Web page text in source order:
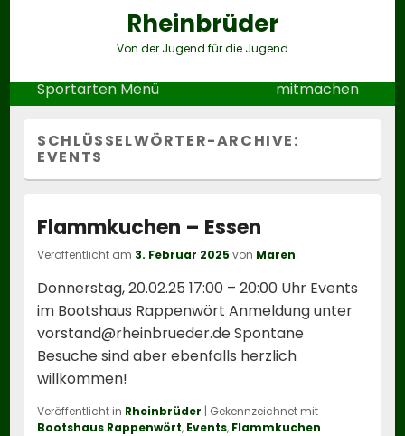
Rheinbrüder
Von der Jugend für die Jugend
Header
Right
Area
Sportarten Menü mitmachen
SCHLÜSSELWÖRTER-ARCHIVE:
EVENTS
Flammkuchen – Essen
Veröffentlicht am 3. Februar 2025 von Maren
Donnerstag, 20.02.25 17:00 – 20:00 Uhr Events
im Bootshaus Rappenwört Anmeldung unter
vorstand@rheinbrueder.de Spontane
Besuche sind aber ebenfalls herzlich
willkommen!
Veröffentlicht in Rheinbrüder | Gekennzeichnet mit
Bootshaus Rappenwört, Events, Flammkuchen